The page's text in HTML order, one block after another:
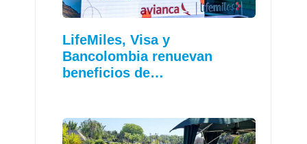
LifeMiles, Visa y
Bancolombia renuevan
beneficios de…